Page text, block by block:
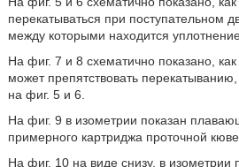
перекатываться при поступательном
между которыми находится
На фиг. 7 и 8 схематично показано,
может препятствовать
на фиг. 5 и 6.
На фиг. 9 в изометрии показан
примерного картриджа проточной
На фиг. 10 на виде снизу, в